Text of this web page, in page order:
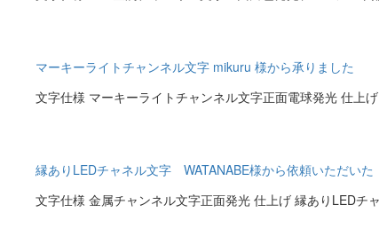
マーキーライトチャンネル文字 mikuru 様から承りました
文字仕様 マーキーライトチャンネル文字正面電球発光 仕
縁ありLEDチャネル文字 WATANABE様から依頼いただいた
文字仕様 金属チャンネル文字正面発光 仕上げ 縁ありLED